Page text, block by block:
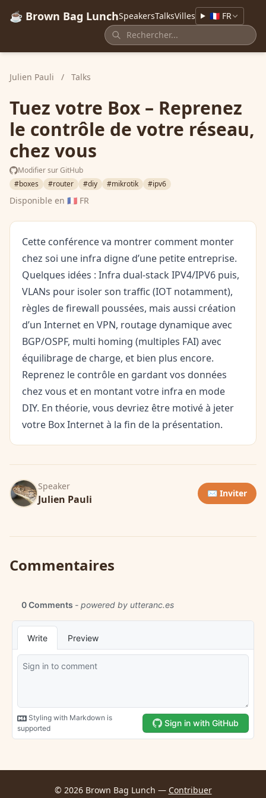
☕ Brown Bag LunchSpeakersTalksVilles 🇫🇷 FR
Julien Pauli / Talks
Tuez votre Box – Reprenez
le contrôle de votre réseau,
chez vous
Modifier sur GitHub
#boxes
#router #diy #mikrotik #ipv6
Disponible en 🇫🇷 FR
Cette conférence va montrer comment monter
chez soi une infra digne d’une petite entreprise.
Quelques idées : Infra dual-stack IPV4/IPV6 puis,
VLANs pour isoler son traffic (IOT notamment),
règles de firewall poussées, mais aussi création
d’un Internet en VPN, routage dynamique avec
BGP/OSPF, multi homing (multiples FAI) avec
équilibrage de charge, et bien plus encore.
Reprenez le contrôle en gardant vos données
chez vous et en montant votre infra en mode
DIY. En théorie, vous devriez être motivé à jeter
votre Box Internet à la fin de la présentation.
Speaker
Julien Pauli ✉️ Inviter
Commentaires
© 2026 Brown Bag Lunch — Contribuer